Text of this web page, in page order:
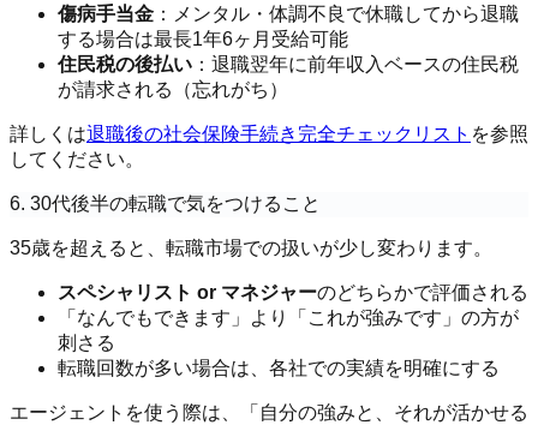
傷病手当金 ：メンタル・体調不良で休職してから退職
する場合は最長1年6ヶ月受給可能
住民税の後払い ：退職翌年に前年収入ベースの住民税
が請求される（忘れがち）
詳しくは退職後の社会保険手続き完全チェックリスト を参照
してください。
6. 30代後半の転職で気をつけること
35歳を超えると、転職市場での扱いが少し変わります。
スペシャリスト or マネジャーのどちらかで評価される
「なんでもできます」より「これが強みです」の方が
刺さる
転職回数が多い場合は、各社での実績を明確にする
エージェントを使う際は、「自分の強みと、それが活かせる